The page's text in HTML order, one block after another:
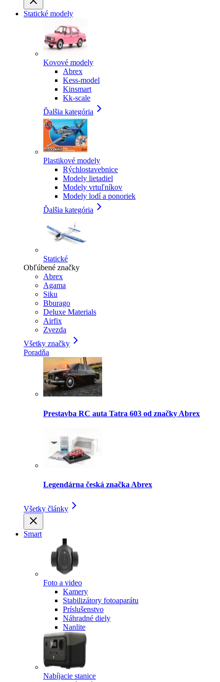
Statické modely
Kovové modely
Abrex
Kess-model
Kinsmart
Kk-scale
Ďalšia kategória
Plastikové modely
Rýchlostavebnice
Modely lietadiel
Modely vrtuľníkov
Modely lodí a ponoriek
Ďalšia kategória
Statické
Obľúbené značky
Abrex
Agama
Siku
Bburago
Deluxe Materials
Airfix
Zvezda
Všetky značky
Poradňa
Prestavba RC auta Tatra 603 od značky Abrex
Legendárna česká značka Abrex
Všetky články
Smart
Foto a video
Kamery
Stabilizátory fotoaparátu
Príslušenstvo
Náhradné diely
Nanlite
Nabíjacie stanice